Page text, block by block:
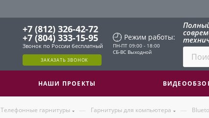
+7 (812) 326-42-72
+7 (804) 333-15-95
Звонок по России бесплатный
ЗАКАЗАТЬ ЗВОНОК
Режим работы:
ПН-ПТ 09:00 - 18:00
СБ-ВС Выходной
НАШИ ПРОЕКТЫ
Телефонные гарнитуры — Гарнитуры для компьютера —